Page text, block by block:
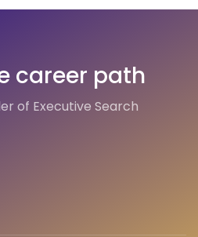
career path
of Executive Search